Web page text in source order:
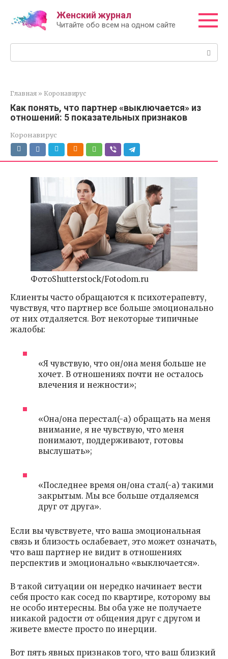
контенту
Женский журнал
Читайте обо всем на одном сайте
Главная » Коронавирус
Как понять, что партнер «выключается» из
отношений: 5 показательных признаков
Коронавирус
ФотоShutterstock/Fotodom.ru
Клиенты часто обращаются к психотерапевту,
чувствуя, что партнер все больше эмоционально
от них отдаляется. Вот некоторые типичные
жалобы:
«Я чувствую, что он/она меня больше не
хочет. В отношениях почти не осталось
влечения и нежности»;
«Она/она перестал(-а) обращать на меня
внимание, я не чувствую, что меня
понимают, поддерживают, готовы
выслушать»;
«Последнее время он/она стал(-а) такими
закрытым. Мы все больше отдаляемся
друг от друга».
Если вы чувствуете, что ваша эмоциональная
связь и близость ослабевает, это может означать,
что ваш партнер не видит в отношениях
перспектив и эмоционально «выключается».
В такой ситуации он нередко начинает вести
себя просто как сосед по квартире, которому вы
не особо интересны. Вы оба уже не получаете
никакой радости от общения друг с другом и
живете вместе просто по инерции.
Вот пять явных признаков того, что ваш близкий